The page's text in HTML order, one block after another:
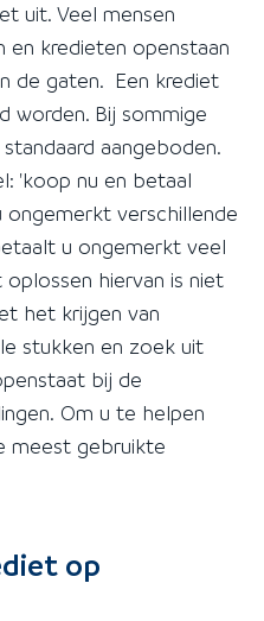
uit. Veel mensen
en kredieten openstaan
de gaten. Een krediet
worden. Bij sommige
aangeboden.
'koop nu en betaal
ongemerkt verschillende
u ongemerkt veel
hiervan is niet
het krijgen van
stukken en zoek uit
bij de
Om u te helpen
meest gebruikte
op